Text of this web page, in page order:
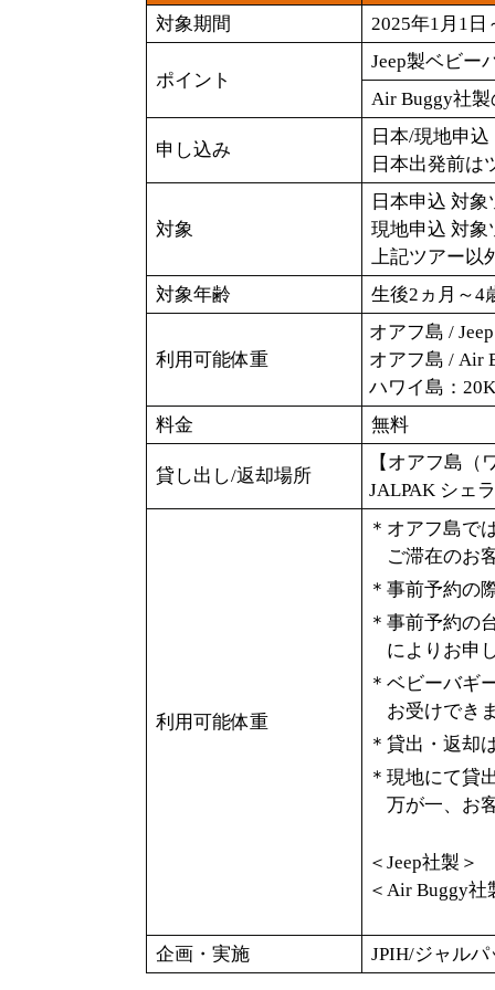
対象期間 2025年1月1日
ポイント
Jeep製ベビー
Air Buggy社
申し込み
日本/現地申込
日本出発前は
対象
日本申込 対
現地申込 対象
上記ツアー以
対象年齢
生後2ヵ月～4
利用可能体重
オアフ島 /
オアフ島 / Air
ハワイ島：
料金
無料
貸し出し/返却場所
【オアフ島（
JALPAK シェ
利用可能体重
＊オアフ島で
ご滞在のお
＊事前予約の
＊事前予約の
によりお申
＊ベビーバギ
お受けでき
＊貸出・返却
＊現地にて貸
万が一、お
＜Jeep社製
＜Air Buggy
企画・実施 JPIH/ジャル